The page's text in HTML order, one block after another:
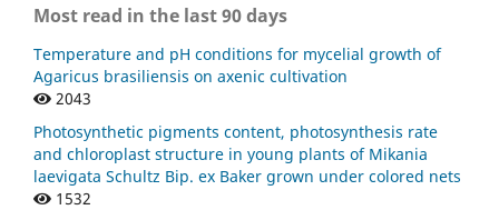
Most read in the last 90 days
Temperature and pH conditions for mycelial growth of
Agaricus brasiliensis on axenic cultivation
2043
Photosynthetic pigments content, photosynthesis rate
and chloroplast structure in young plants of Mikania
laevigata Schultz Bip. ex Baker grown under colored nets
1532